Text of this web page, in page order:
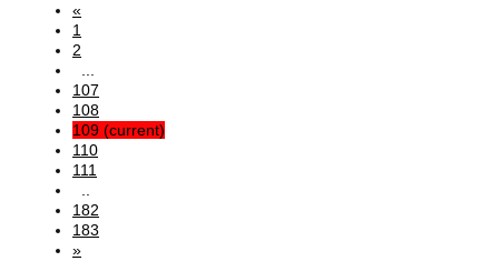
«
1
2
...
107
108
109 (current)
110
111
..
182
183
»